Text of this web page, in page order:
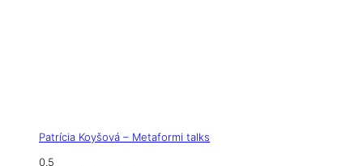
Patrícia Koyšová – Metaformi talks